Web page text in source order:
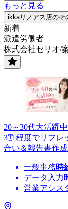
もっと見る
ikkaリノアス店のそ
新着
派遣労働者
株式会社セリオ/
20～30代大活躍
3割程度でリフレ
合い＆報告書作
一般事務時
データ入力
営業アシス